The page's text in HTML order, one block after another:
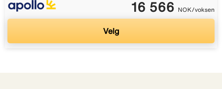
16 566 NOK/voksen
Velg